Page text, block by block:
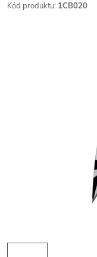
Kód produktu: 1CB020